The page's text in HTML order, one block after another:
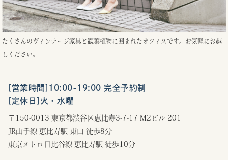
たくさんのヴィンテージ家具と観葉植物に囲まれたオフィスです。お気軽にお越
しください。
[営業時間]10:00-19:00 完全予約制
[定休日]火・水曜
〒150-0013 東京都渋谷区恵比寿3-7-17 M2ビル 201
JR山手線 恵比寿駅 東口 徒歩8分
東京メトロ日比谷線 恵比寿駅 徒歩10分